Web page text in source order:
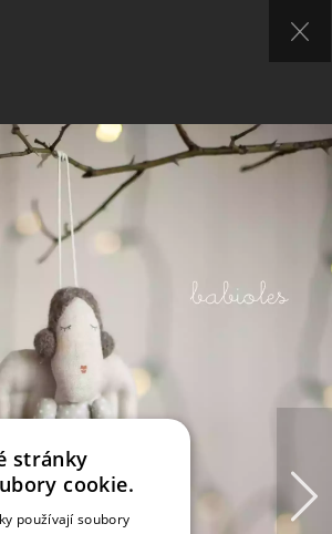
stránky
cookie.
používají soubory